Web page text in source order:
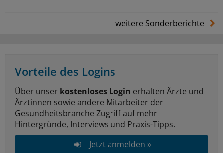
weitere Sonderberichte
Vorteile des Logins
Über unser kostenloses Login erhalten Ärzte und
Ärztinnen sowie andere Mitarbeiter der
Gesundheitsbranche Zugriff auf mehr
Hintergründe, Interviews und Praxis-Tipps.
Jetzt anmelden »